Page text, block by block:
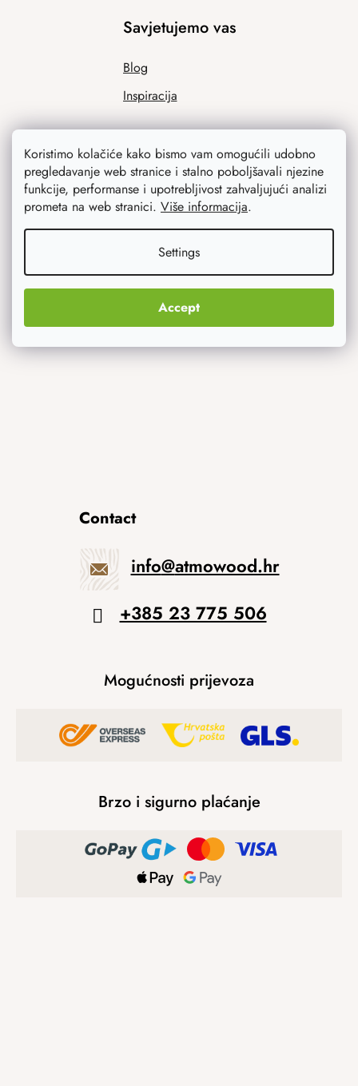
Koristimo kolačiće kako bismo vam omogućili udobno
pregledavanje web stranice i stalno poboljšavali njezine
funkcije, performanse i upotrebljivost zahvaljujući analizi
prometa na web stranici. Više informacija.
Settings
Accept
Savjetujemo vas
Blog
Inspiracija
Ono što vas najviše zanima
Noviteti
Contact
info@atmowood.hr
+385 23 775 506
Mogućnosti prijevoza
Brzo i sigurno plaćanje